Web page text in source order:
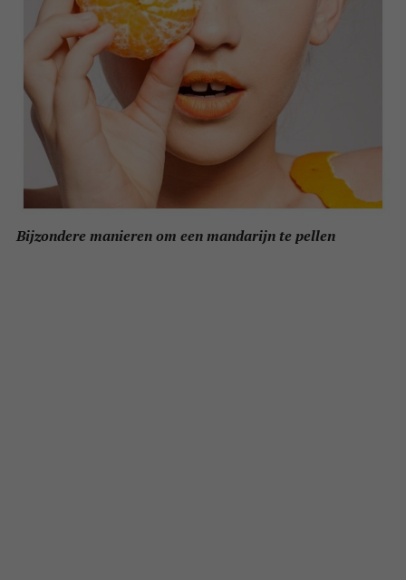
Bijzondere manieren om een mandarijn te pellen